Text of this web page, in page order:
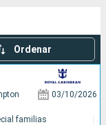
Ordenar
03/10/2026
familias